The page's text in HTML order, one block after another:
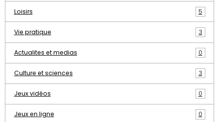
Loisirs 5
Vie pratique 3
Actualites et medias 0
Culture et sciences 3
Jeux vidéos 0
Jeux en ligne 0